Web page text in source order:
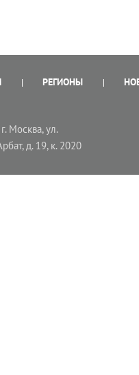
РЕГИОНЫ
Москва, ул.
д. 19, к. 2020